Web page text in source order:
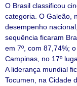
O Brasil classificou
categoria. O Galeão,
desempenho
sequência ficaram
em 7º, com 87,74%;
Campinas, no 17º
A liderança mundial
Tocumen, na Cidade